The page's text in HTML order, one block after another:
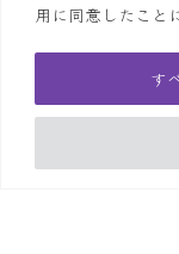
用に同意したこと
す